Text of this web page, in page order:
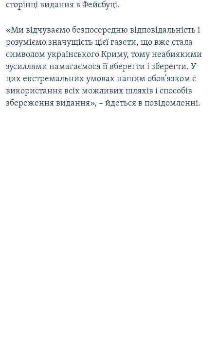
сторінці видання в Фейсбуці.
«Ми відчуваємо безпосередню відповідальність і
розуміємо значущість цієї газети, що вже стала
символом українського Криму, тому неабиякими
зусиллями намагаємося її вберегти і зберегти. У
цих екстремальних умовах нашим обов'язком є
використання всіх можливих шляхів і способів
збереження видання», – йдеться в повідомленні.